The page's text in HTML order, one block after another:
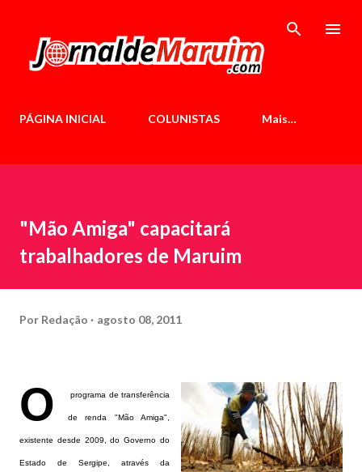
PÁGINA INICIAL COLUNISTAS Mais…
"Mão Amiga" capacitará
trabalhadores de Maruim
Por Redação agosto 08, 2011
O programa de transferência
de renda "Mão Amiga",
existente desde 2009, do Governo do
Estado de Sergipe, através da